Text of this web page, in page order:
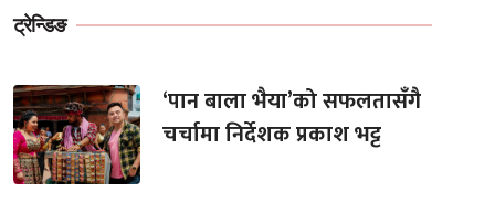
ट्रेन्डिङ
‘पान बाला भैया’को सफलतासँगै
चर्चामा निर्देशक प्रकाश भट्ट